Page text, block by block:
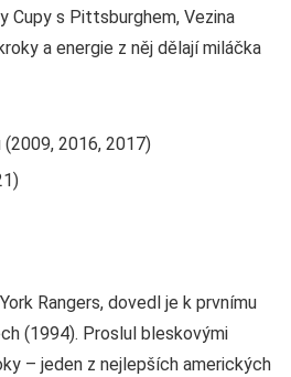
Cupy s Pittsburghem, Vezina
a energie z něj dělají miláčka
2016, 2017)
Rangers, dovedl je k prvnímu
(1994). Proslul bleskovými
– jeden z nejlepších amerických